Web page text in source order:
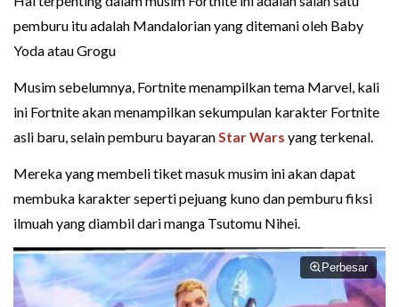
pemburu itu adalah Mandalorian yang ditemani oleh Baby
Yoda atau Grogu
Musim sebelumnya, Fortnite menampilkan tema Marvel, kali
ini Fortnite akan menampilkan sekumpulan karakter Fortnite
asli baru, selain pemburu bayaranStar Wars yang terkenal.
Mereka yang membeli tiket masuk musim ini akan dapat
membuka karakter seperti pejuang kuno dan pemburu fiksi
ilmuah yang diambil dari manga Tsutomu Nihei.
Perbesar